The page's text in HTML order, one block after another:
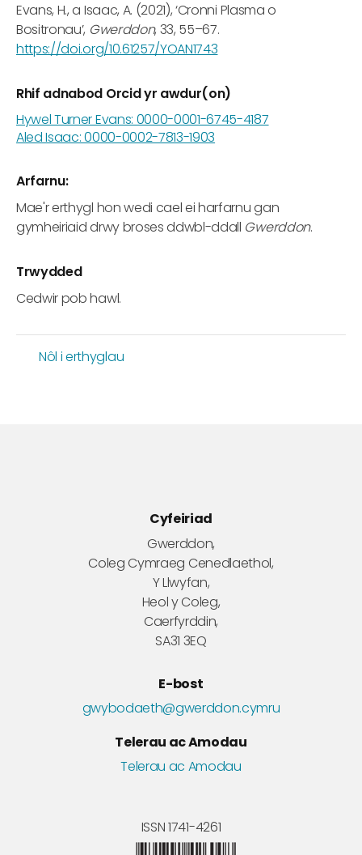
Evans, H., a Isaac, A. (2021), ‘Cronni Plasma o
Bositronau’, Gwerddon, 33, 55–67.
https://doi.org/10.61257/YOAN1743
Rhif adnabod Orcid yr awdur(on)
Hywel Turner Evans: 0000-0001-6745-4187
Aled Isaac: 0000-0002-7813-1903
Arfarnu:
Mae'r erthygl hon wedi cael ei harfarnu gan
gymheiriaid drwy broses ddwbl-ddall Gwerddon.
Trwydded
Cedwir pob hawl.
Nôl i erthyglau
Cyfeiriad
Gwerddon,
Coleg Cymraeg Cenedlaethol,
Y Llwyfan,
Heol y Coleg,
Caerfyrddin,
SA31 3EQ
E-bost
gwybodaeth@gwerddon.cymru
Telerau ac Amodau
Telerau ac Amodau
ISSN 1741-4261